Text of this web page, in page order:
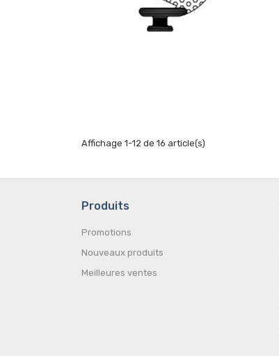
Affichage 1-12 de 16 article(s)
Produits
Promotions
Nouveaux produits
Meilleures ventes